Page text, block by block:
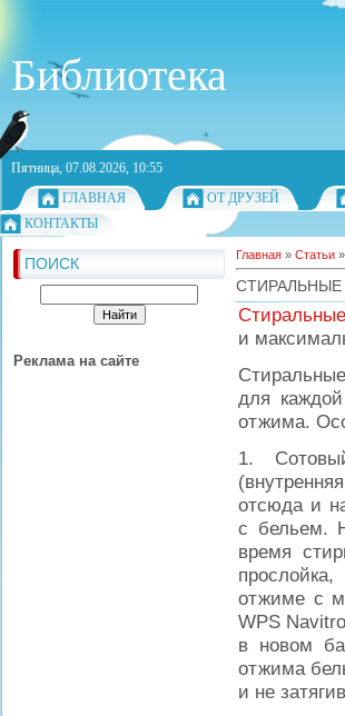
Библиотека
Пятница, 07.08.2026, 10:55
ГЛАВНАЯ
ОТ ДРУЗЕЙ
КОНТАКТЫ
ПОИСК
Реклама на сайте
Главная » Статьи »
и
для
отжима.
1.
отсюда и
с бельем.
время
отжиме с
WPS
в новом
отжима
и не